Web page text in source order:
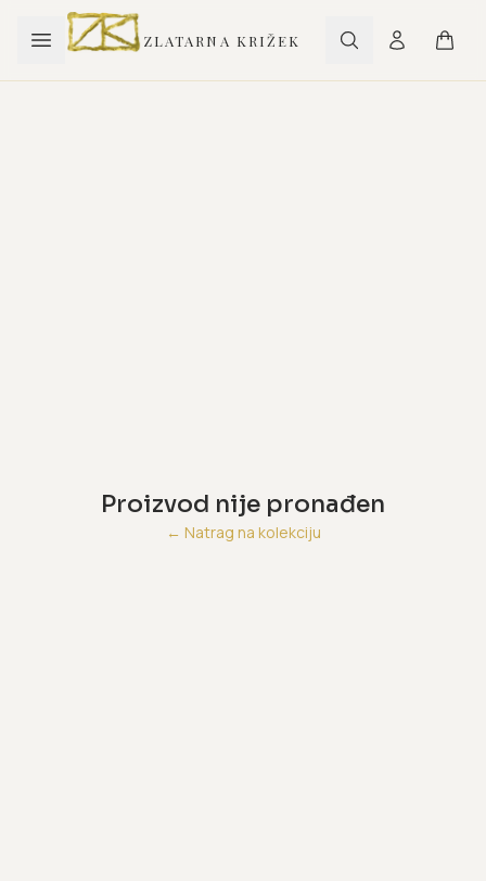
ZLATARNA KRIŽEK
Proizvod nije pronađen
← Natrag na kolekciju